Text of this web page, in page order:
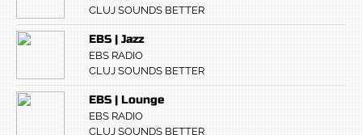
CLUJ SOUNDS BETTER
EBS | Jazz
EBS RADIO
CLUJ SOUNDS BETTER
EBS | Lounge
EBS RADIO
CLUJ SOUNDS BETTER